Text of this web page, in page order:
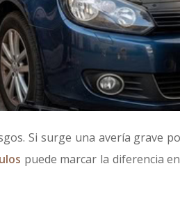
Si surge una avería grave
puede marcar la diferencia